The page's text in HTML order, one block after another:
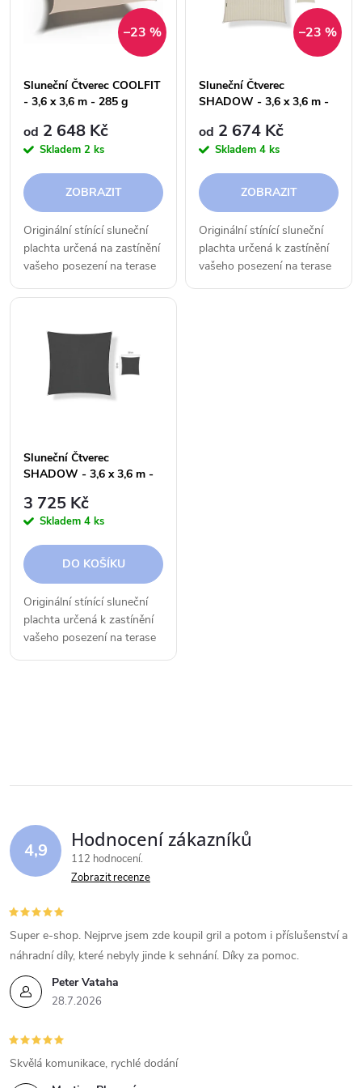
p
o
d
u
p
o
d
u
–23 %
Sluneční Čtverec COOLFIT
- 3,6 x 3,6 m - 285 g
od 2 648 Kč
Skladem 2 ks
ZOBRAZIT
Originální stínící sluneční
plachta určená na zastínění
vašeho posezení na terase
–23 %
Sluneční Čtverec
SHADOW - 3,6 x 3,6 m -
od 2 674 Kč
Skladem 4 ks
ZOBRAZIT
Originální stínící sluneční
plachta určená k zastínění
vašeho posezení na terase
Sluneční Čtverec
SHADOW - 3,6 x 3,6 m -
3 725 Kč
Skladem 4 ks
DO KOŠÍKU
Originální stínící sluneční
plachta určená k zastínění
vašeho posezení na terase
l
d
a
c
í
p
r
v
k
4,9 Hodnocení zákazníků
112 hodnocení
Zobrazit recenze
Peter Vataha
28.7.2026
Super e-shop. Nejprve jsem zde koupil gril a potom i příslušenství a
náhradní díly, které nebyly jinde k sehnání. Díky za pomoc.
Skvělá komunikace, rychlé dodání